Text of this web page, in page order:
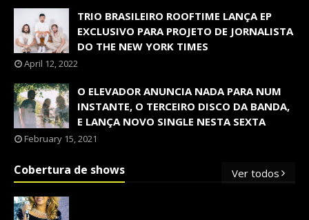
TRIO BRASILEIRO ROOFTIME LANÇA EP
EXCLUSIVO PARA PROJETO DE JORNALISTA
DO THE NEW YORK TIMES
April 12, 2022
O ELEVADOR ANUNCIA NADA PARA NUM
INSTANTE, O TERCEIRO DISCO DA BANDA,
E LANÇA NOVO SINGLE NESTA SEXTA
February 15, 2021
Cobertura de shows Ver todos